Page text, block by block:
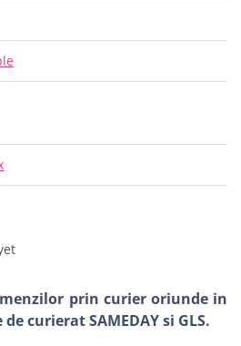
prin curier oriunde in
curierat SAMEDAY si GLS.